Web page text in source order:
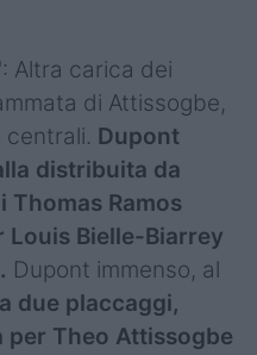
Altra carica dei
di Attissogbe,
centrali. Dupont
distribuita da
Thomas Ramos
Bielle-Biarrey
Dupont immenso, al
due placcaggi,
Theo Attissogbe